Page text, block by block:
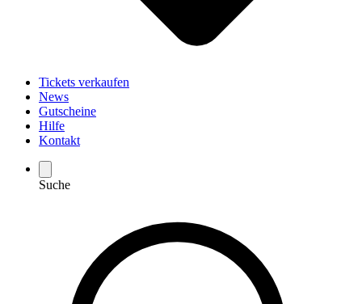
Tickets verkaufen
News
Gutscheine
Hilfe
Kontakt
Suche